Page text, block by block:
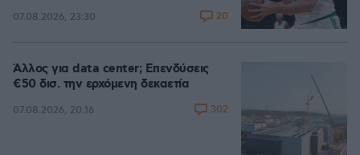
07.08.2026, 23:30 20
Άλλος για data center; Επενδύσεις
€50 δισ. την ερχόμενη δεκαετία
07.08.2026, 20:16 302